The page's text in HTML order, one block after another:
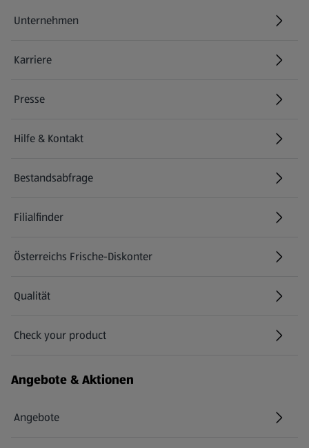
Unternehmen
Karriere
(öffnet in einem neuen Tab)
Presse
Hilfe & Kontakt
(öffnet in einem neuen Tab)
Bestandsabfrage
(öffnet in einem neuen Tab)
Filialfinder
Österreichs Frische-Diskonter
Qualität
Check your product
(öffnet in einem neuen Tab)
Angebote & Aktionen
Angebote